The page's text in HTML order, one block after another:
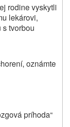
rodine vyskytli
lekárovi,
tvorbou
oznámte
príhoda“